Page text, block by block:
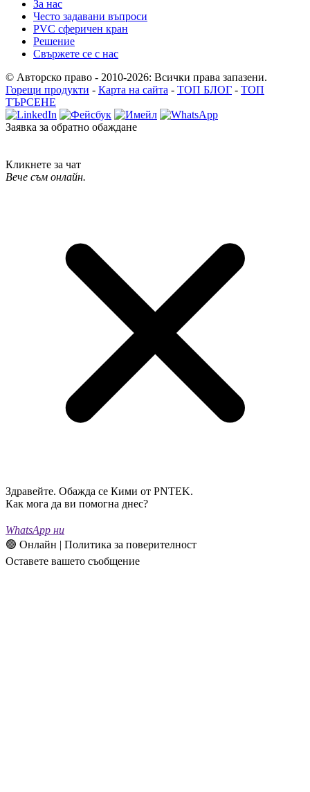
За нас
Често задавани въпроси
PVC сферичен кран
Решение
Свържете се с нас
© Авторско право - 2010-2026: Всички права запазени.
Горещи продукти - Карта на сайта - ТОП БЛОГ - ТОП
ТЪРСЕНЕ
Заявка за обратно обаждане
Кликнете за чат
Вече съм онлайн.
Здравейте. Обажда се Кими от PNTEK.
Как мога да ви помогна днес?
WhatsApp ни
🟢 Онлайн | Политика за поверителност
Оставете вашето съобщение